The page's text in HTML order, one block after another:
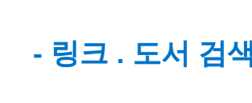
- 링크 . 도서 검